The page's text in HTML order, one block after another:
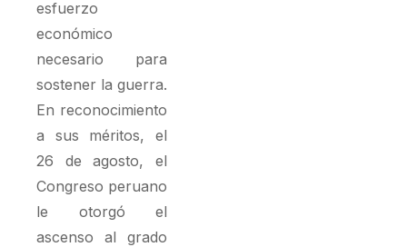
esfuerzo
económico
necesario para
sostener la guerra.
En reconocimiento
a sus méritos, el
26 de agosto, el
Congreso peruano
le otorgó el
ascenso al grado